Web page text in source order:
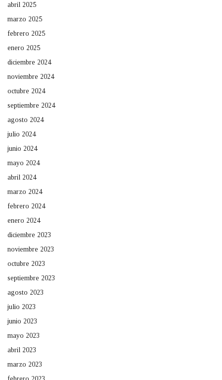
abril 2025
marzo 2025
febrero 2025
enero 2025
diciembre 2024
noviembre 2024
octubre 2024
septiembre 2024
agosto 2024
julio 2024
junio 2024
mayo 2024
abril 2024
marzo 2024
febrero 2024
enero 2024
diciembre 2023
noviembre 2023
octubre 2023
septiembre 2023
agosto 2023
julio 2023
junio 2023
mayo 2023
abril 2023
marzo 2023